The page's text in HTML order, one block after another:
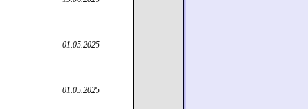
01.05.2025
01.05.2025